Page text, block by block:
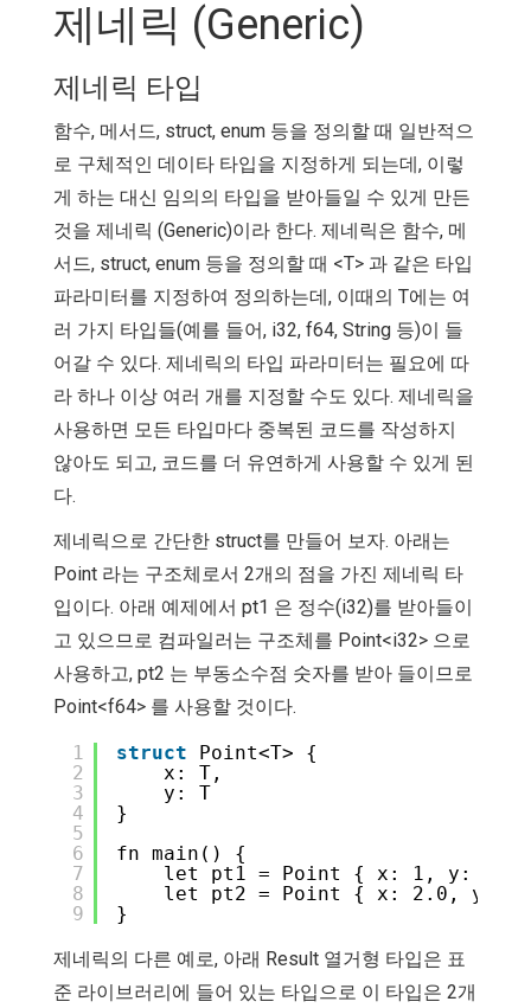
제네릭 (Generic)
제네릭 타입
함수, 메서드, struct, enum 등을 정의할 때 일반적으
로 구체적인 데이타 타입을 지정하게 되는데, 이렇
게 하는 대신 임의의 타입을 받아들일 수 있게 만든
것을 제네릭 (Generic)이라 한다. 제네릭은 함수, 메
서드, struct, enum 등을 정의할 때 <T> 과 같은 타입
파라미터를 지정하여 정의하는데, 이때의 T에는 여
러 가지 타입들(예를 들어, i32, f64, String 등)이 들
어갈 수 있다. 제네릭의 타입 파라미터는 필요에 따
라 하나 이상 여러 개를 지정할 수도 있다. 제네릭을
사용하면 모든 타입마다 중복된 코드를 작성하지
않아도 되고, 코드를 더 유연하게 사용할 수 있게 된
다.
제네릭으로 간단한 struct를 만들어 보자. 아래는
Point 라는 구조체로서 2개의 점을 가진 제네릭 타
입이다. 아래 예제에서 pt1 은 정수(i32)를 받아들이
고 있으므로 컴파일러는 구조체를 Point<i32> 으로
사용하고, pt2 는 부동소수점 숫자를 받아 들이므로
Point<f64> 를 사용할 것이다.
1
2
3
4
5
6
7
8
9
struct
Point<T> {
x: T,
y: T
}
fn main() {
let pt1 = Point { x: 1, y: 1 };
let pt2 = Point { x: 2.0, y:
}
제네릭의 다른 예로, 아래 Result 열거형 타입은 표
준 라이브러리에 들어 있는 타입으로 이 타입은 2개